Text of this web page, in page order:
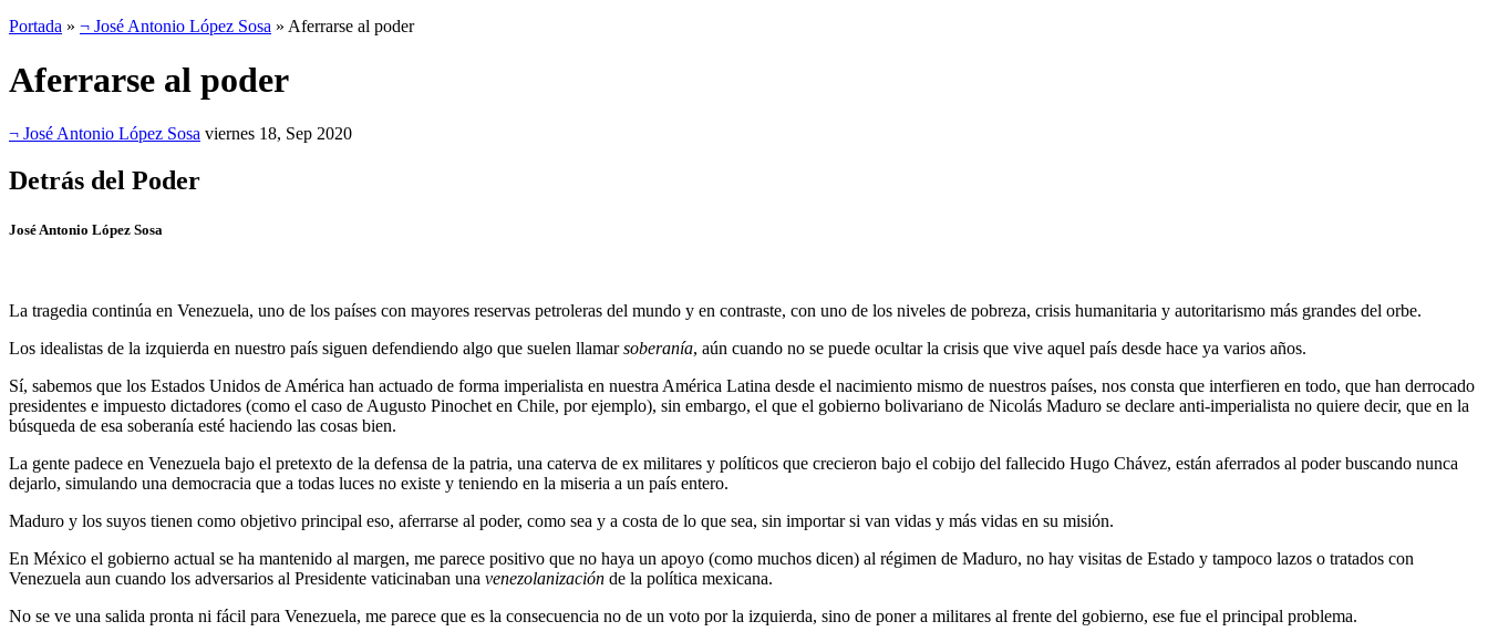
Portada » ¬ José Antonio López Sosa » Aferrarse al poder
Aferrarse al poder
¬ José Antonio López Sosa viernes 18, Sep 2020
Detrás del Poder
José Antonio López Sosa
La tragedia continúa en Venezuela, uno de los países con mayores reservas petroleras del mundo y en contraste, con uno de los niveles de pobreza, crisis humanitaria y autoritarismo más grandes del orbe.
Los idealistas de la izquierda en nuestro país siguen defendiendo algo que suelen llamarsoberanía, aún cuando no se puede ocultar la crisis que vive aquel país desde hace ya varios años.
Sí, sabemos que los Estados Unidos de América han actuado de forma imperialista en nuestra América Latina desde el nacimiento mismo de nuestros países, nos consta que interfieren en todo, que han derrocado
presidentes e impuesto dictadores (como el caso de Augusto Pinochet en Chile, por ejemplo), sin embargo, el que el gobierno bolivariano de Nicolás Maduro se declare anti-imperialista no quiere decir, que en la
búsqueda de esa soberanía esté haciendo las cosas bien.
La gente padece en Venezuela bajo el pretexto de la defensa de la patria, una caterva de ex militares y políticos que crecieron bajo el cobijo del fallecido Hugo Chávez, están aferrados al poder buscando nunca
dejarlo, simulando una democracia que a todas luces no existe y teniendo en la miseria a un país entero.
Maduro y los suyos tienen como objetivo principal eso, aferrarse al poder, como sea y a costa de lo que sea, sin importar si van vidas y más vidas en su misión.
En México el gobierno actual se ha mantenido al margen, me parece positivo que no haya un apoyo (como muchos dicen) al régimen de Maduro, no hay visitas de Estado y tampoco lazos o tratados con
Venezuela aun cuando los adversarios al Presidente vaticinaban una venezolanización de la política mexicana.
No se ve una salida pronta ni fácil para Venezuela, me parece que es la consecuencia no de un voto por la izquierda, sino de poner a militares al frente del gobierno, ese fue el principal problema.